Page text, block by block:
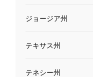
ジョージア州
テキサス州
テネシー州